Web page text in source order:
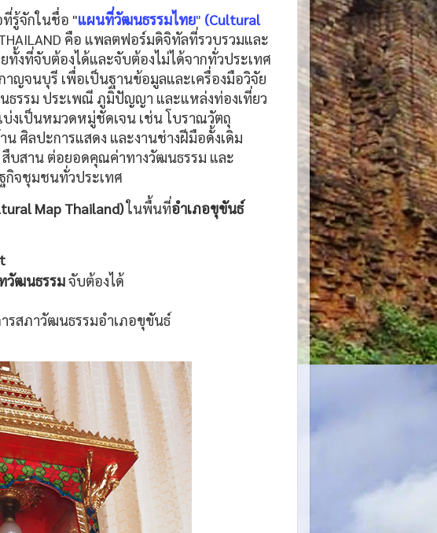
รู้จักในชื่อ "แผนที่วัฒนธรรมไทย" (Cultural
THAILAND คือ แพลตฟอร์มดิจิทัลที่รวบรวมและ
งที่จับต้องได้และจับต้องไม่ได้จากทั่วประเทศ
ญจนบุรี เพื่อเป็นฐานข้อมูลและเครื่องมือวิจัย
รรม ประเพณี ภูมิปัญญา และแหล่งท่องเที่ยว
งเป็นหมวดหมู่ชัดเจน เช่น โบราณวัตถุ
ศิลปะการแสดง และงานช่างฝีมือดั้งเดิม
บสาน ต่อยอดคุณค่าทางวัฒนธรรม และ
จชุมชนทั่วประเทศ
Map Thailand)ในพื้นที่อำเภอขุขันธ์
วัฒนธรรมจับต้องได้
รสภาวัฒนธรรมอำเภอขุขันธ์